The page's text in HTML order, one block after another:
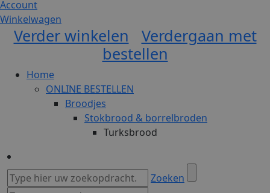
Account
Winkelwagen
Verder winkelen
Verdergaan met
bestellen
Home
ONLINE BESTELLEN
Broodjes
Stokbrood & borrelbroden
Turksbrood
Zoeken